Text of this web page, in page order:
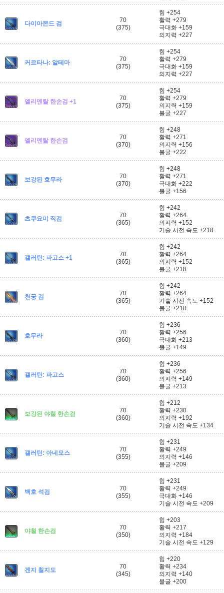
다이아몬드 검
70
(375)
힘 +254
활력 +279
극대화 +159
의지력 +227
커르타나: 알테마
70
(375)
힘 +254
활력 +279
극대화 +159
의지력 +227
엘리멘탈 한손검 +1
70
(375)
힘 +254
활력 +279
의지력 +159
불굴 +227
엘리멘탈 한손검
70
(370)
힘 +248
활력 +271
의지력 +156
불굴 +222
보강된 호무라
70
(370)
힘 +248
활력 +271
극대화 +222
불굴 +156
츠쿠요미 직검
70
(365)
힘 +242
활력 +264
의지력 +152
기술 시전 속도 +218
갤러틴: 파고스 +1
70
(365)
힘 +242
활력 +264
의지력 +152
불굴 +218
천궁 검
70
(365)
힘 +242
활력 +264
기술 시전 속도 +152
불굴 +218
호무라
70
(360)
힘 +236
활력 +256
극대화 +213
불굴 +149
갤러틴: 파고스
70
(360)
힘 +236
활력 +256
의지력 +149
불굴 +213
보강된 야철 한손검
70
(360)
힘 +212
활력 +230
의지력 +192
기술 시전 속도 +134
갤러틴: 아네모스
70
(355)
힘 +231
활력 +249
의지력 +146
불굴 +209
백호 석검
70
(355)
힘 +231
활력 +249
극대화 +146
기술 시전 속도 +209
야철 한손검
70
(350)
힘 +203
활력 +217
의지력 +184
기술 시전 속도 +129
겐지 칠지도
70
(345)
힘 +220
활력 +234
의지력 +140
불굴 +200